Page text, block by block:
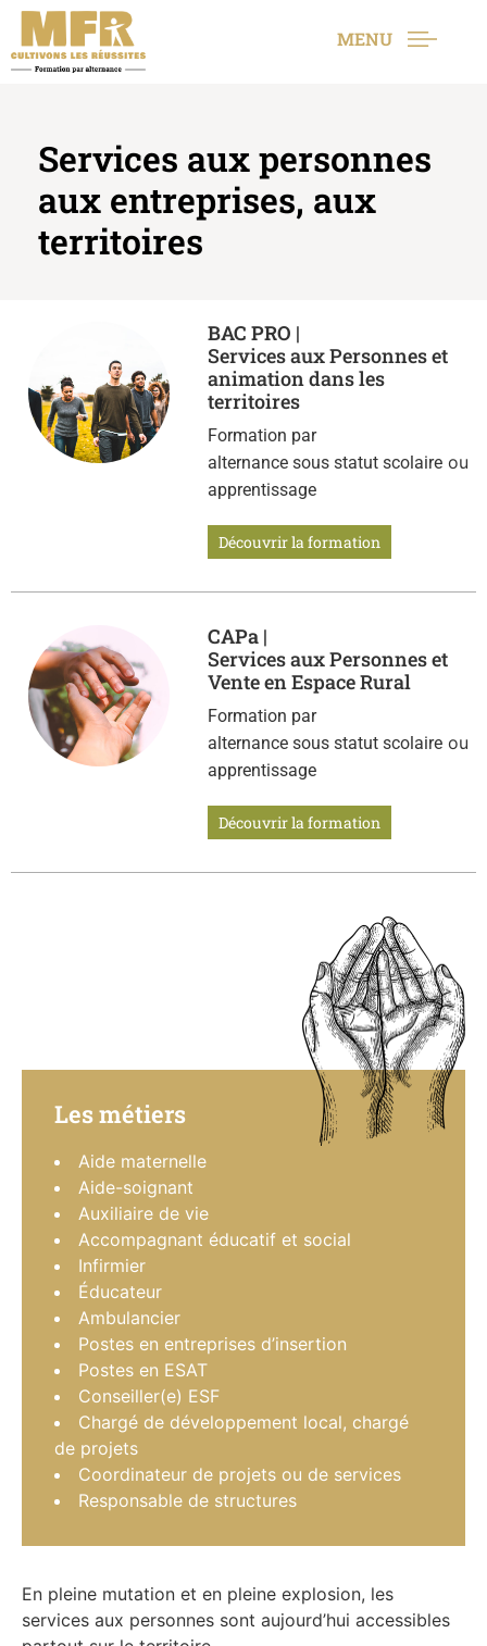
MENU
Services aux personnes
aux entreprises, aux
territoires
BAC PRO |
Services aux Personnes et
animation dans les
territoires
Formation par
alternance sous statut scolaire ou
apprentissage
Découvrir la formation
CAPa |
Services aux Personnes et
Vente en Espace Rural
Formation par
alternance sous statut scolaire ou
apprentissage
Découvrir la formation
En pleine mutation et en pleine explosion, les
services aux personnes sont aujourd’hui accessibles
Les métiers
Aide maternelle
Aide-soignant
Auxiliaire de vie
Accompagnant éducatif et social
Infirmier
Éducateur
Ambulancier
Postes en entreprises d’insertion
Postes en ESAT
Conseiller(e) ESF
Chargé de développement local, chargé
de projets
Coordinateur de projets ou de services
Responsable de structures